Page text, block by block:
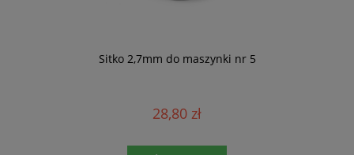
Sitko 2,7mm do maszynki nr 5
28,80 zł